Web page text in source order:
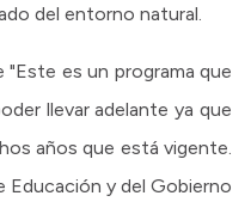
del entorno natural.
"Este es un programa que
llevar adelante ya que
años que está vigente.
Educación y del Gobierno